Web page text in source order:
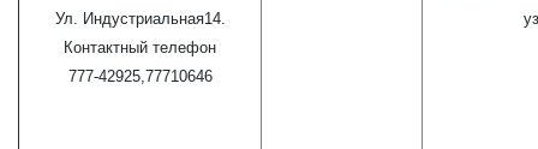
Ул. Индустриальная14.
Контактный телефон
777-42925,77710646